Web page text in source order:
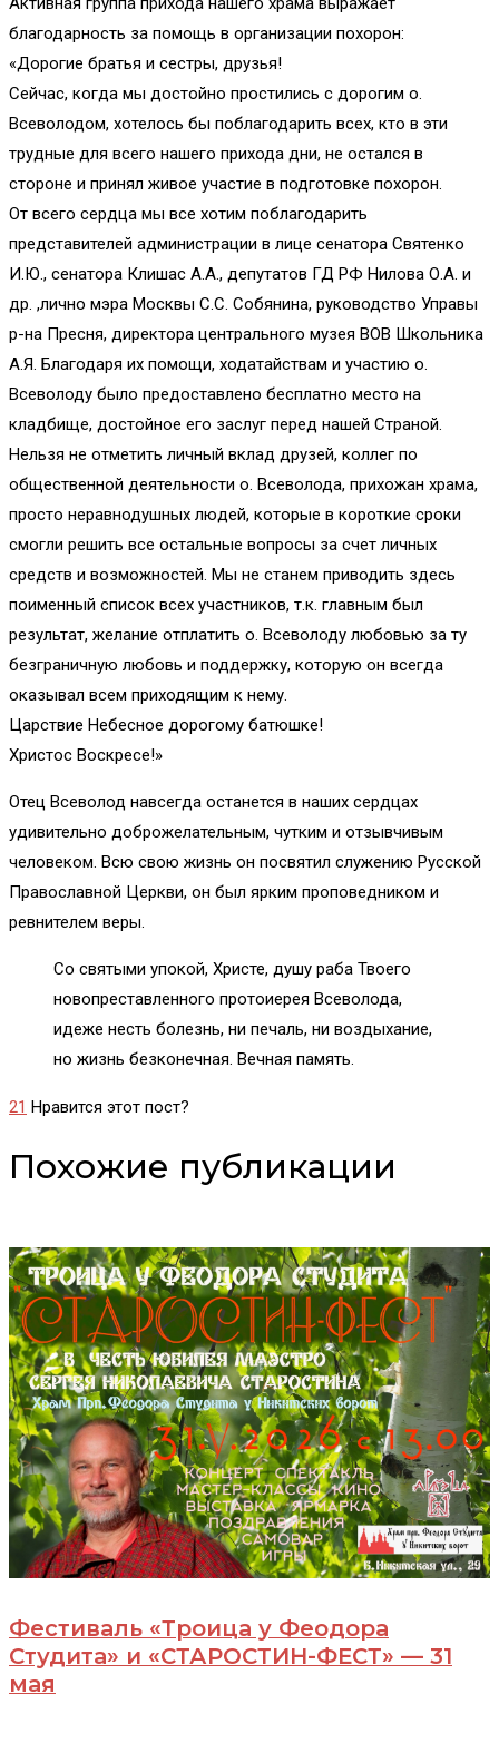
благодарность за помощь в организации похорон:
«Дорогие братья и сестры, друзья!
Сейчас, когда мы достойно простились с дорогим о.
Всеволодом, хотелось бы поблагодарить всех, кто в эти
трудные для всего нашего прихода дни, не остался в
стороне и принял живое участие в подготовке похорон.
От всего сердца мы все хотим поблагодарить
представителей администрации в лице сенатора Святенко
И.Ю., сенатора Клишас А.А., депутатов ГД РФ Нилова О.А. и
др. ,лично мэра Москвы С.С. Собянина, руководство Управы
р-на Пресня, директора центрального музея ВОВ Школьника
А.Я. Благодаря их помощи, ходатайствам и участию о.
Всеволоду было предоставлено бесплатно место на
кладбище, достойное его заслуг перед нашей Страной.
Нельзя не отметить личный вклад друзей, коллег по
общественной деятельности о. Всеволода, прихожан храма,
просто неравнодушных людей, которые в короткие сроки
смогли решить все остальные вопросы за счет личных
средств и возможностей. Мы не станем приводить здесь
поименный список всех участников, т.к. главным был
результат, желание отплатить о. Всеволоду любовью за ту
безграничную любовь и поддержку, которую он всегда
оказывал всем приходящим к нему.
Царствие Небесное дорогому батюшке!
Христос Воскресе!»
Отец Всеволод навсегда останется в наших сердцах
удивительно доброжелательным, чутким и отзывчивым
человеком. Всю свою жизнь он посвятил служению Русской
Православной Церкви, он был ярким проповедником и
ревнителем веры.
Со святыми упокой, Христе, душу раба Твоего
новопреставленного протоиерея Всеволода,
идеже несть болезнь, ни печаль, ни воздыхание,
но жизнь безконечная. Вечная память.
21 Нравится этот пост?
Похожие публикации
Фестиваль «Троица у Феодора
Студита» и «СТАРОСТИН-ФЕСТ» — 31
мая